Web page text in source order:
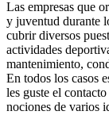
Las empresas que
y juventud durante
cubrir diversos
actividades
mantenimiento,
En todos los casos
les guste el
nociones de varios